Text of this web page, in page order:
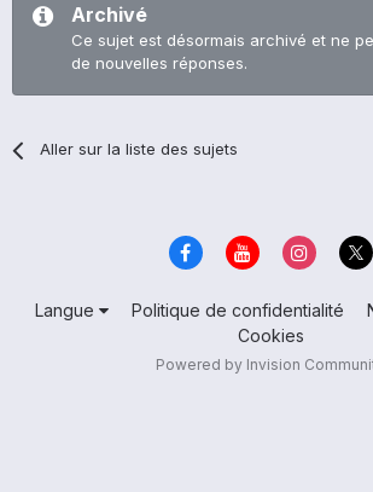
Archivé
Ce sujet est désormais archivé et ne
de nouvelles réponses.
Aller sur la liste des sujets
Langue Politique de confidentialité
Cookies
Powered by Invision